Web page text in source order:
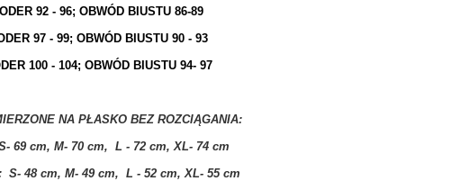
92 - 96; OBWÓD BIUSTU 86-89
97 - 99; OBWÓD BIUSTU 90 - 93
100 - 104; OBWÓD BIUSTU 94- 97
NA PŁASKO BEZ ROZCIĄGANIA:
69 cm, M- 70 cm, L - 72 cm, XL- 74 cm
48 cm, M- 49 cm, L - 52 cm, XL- 55 cm